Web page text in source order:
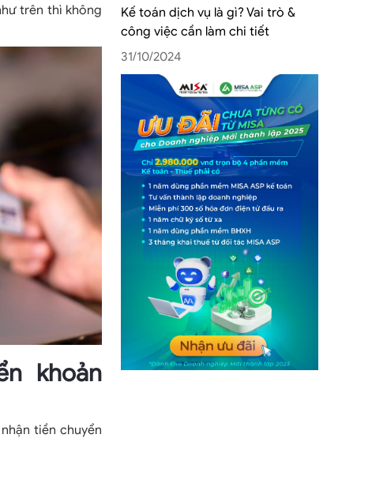
trên thì không
khoản
tiền chuyển
Kế toán dịch vụ là gì? Vai trò &
công việc cần làm chi tiết
31/10/2024